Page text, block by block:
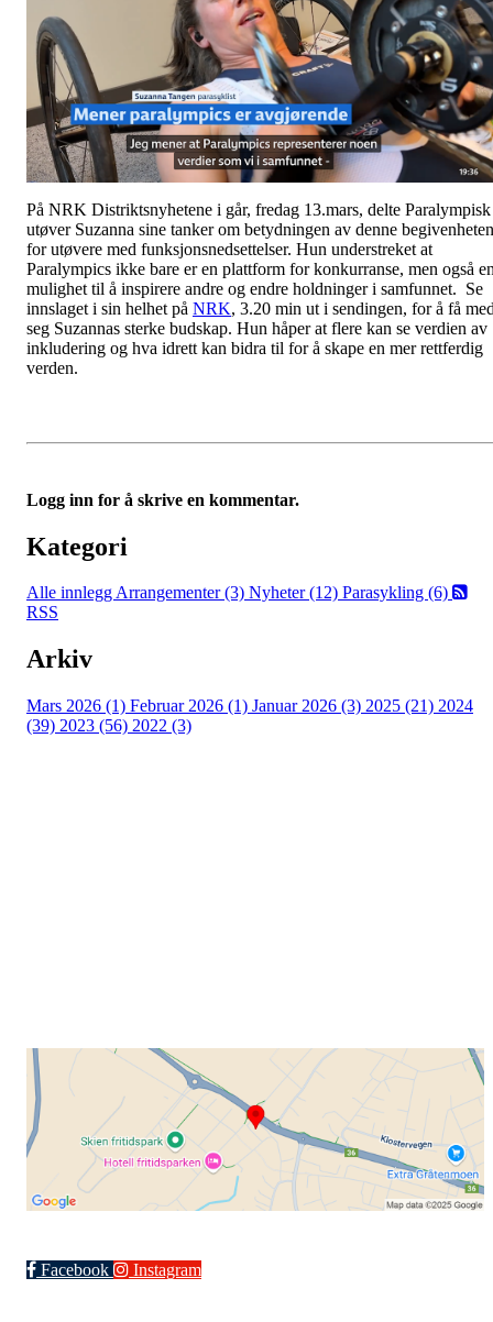
På NRK Distriktsnyhetene i går, fredag 13.mars, delte Paralympisk
utøver Suzanna sine tanker om betydningen av denne begivenheten
for utøvere med funksjonsnedsettelser. Hun understreket at
Paralympics ikke bare er en plattform for konkurranse, men også
mulighet til å inspirere andre og endre holdninger i samfunnet. Se
innslaget i sin helhet på NRK, 3.20 min ut i sendingen, for å få
seg Suzannas sterke budskap. Hun håper at flere kan se verdien av
inkludering og hva idrett kan bidra til for å skape en mer rettferdig
verden.
Logg inn for å skrive en kommentar.
Kategori
Alle innleggArrangementer (3) Nyheter (12) Parasykling (6)
RSS
Arkiv
Mars 2026 (1) Februar 2026 (1) Januar 2026 (3) 2025 (21) 2024
(39) 2023 (56) 2022 (3)
Facebook Instagram